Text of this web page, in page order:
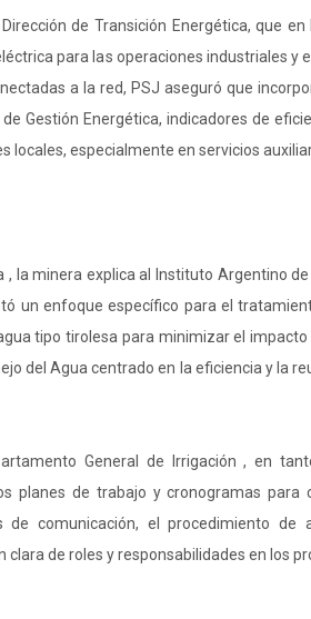
de Transición Energética, que
para las operaciones industriales y
a la red, PSJ aseguró que
Gestión Energética, indicadores de
locales, especialmente en servicios
, la minera explica al Instituto Argentino
un enfoque específico para el
tipo tirolesa para minimizar el impacto
del Agua centrado en la eficiencia y la
General de Irrigación , en
planes de trabajo y cronogramas para
de comunicación, el procedimiento de
clara de roles y responsabilidades en los